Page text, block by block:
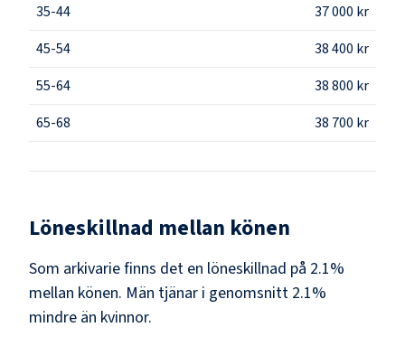
35-44
37 000 kr
45-54
38 400 kr
55-64
38 800 kr
65-68
38 700 kr
Löneskillnad mellan könen
Som arkivariefinns det en löneskillnad på 2.1%
mellan könen. Män tjänar i genomsnitt 2.1%
mindre än kvinnor.